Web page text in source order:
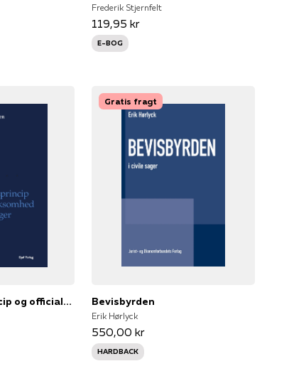
Frederik Stjernfelt
119,95 kr
E-BOG
Forhandlingsprincip og officialvirksomhed i civile retssager
Gratis fragt
Bevisbyrden
Erik Hørlyck
550,00 kr
HARDBACK